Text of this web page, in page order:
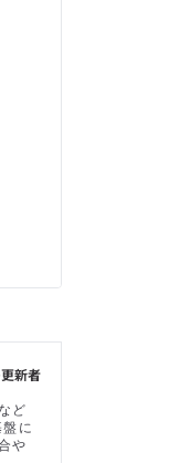
新者
ど
に
や